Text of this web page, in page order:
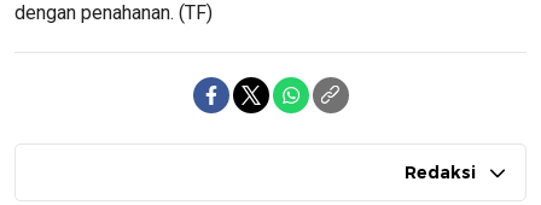
dengan penahanan. (TF)
Redaksi